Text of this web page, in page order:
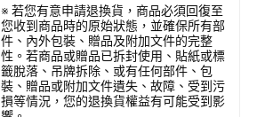
※ 若您有意申請退換貨，商品必須回復至
您收到商品時的原始狀態，並確保所有部
件、內外包裝、贈品及附加文件的完整
性。若商品或贈品已拆封使用、貼紙或標
籤脫落、吊牌拆除、或有任何部件、包
裝、贈品或附加文件遺失、故障、受到污
損等情況，您的退換貨權益有可能受到影